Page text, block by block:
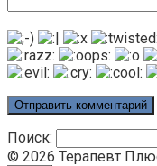
Поиск:
© 2026 Терапевт